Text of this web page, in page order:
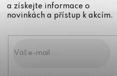
a získejte informace o
novinkách a přístup k akcím.